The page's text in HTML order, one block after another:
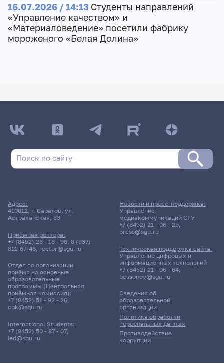
16.07.2026 / 14:13 Студенты направлений
«Управление качеством» и
«Материаловедение» посетили фабрику
мороженого «Белая Долина»
Адрес:
410012, г. Саратов, ул.
Астраханская, 83
Приёмная ректора:
+7 (8452) 26 - 16 - 96, 8 (937)
811-67-46, rector@sgu.ru
Отдел по организации
приёма на основные
образовательные
программы (Центральная
приёмная комиссия):
+7 (8452) 51 - 92 - 26,
cpk@sgu.ru
International Students:
+7 (8452) 50 - 87 - 07,
ied@sgu.ru
Сведения об
образовательной
организации
Политика обработки
персональных данных
Противодействие
коррупции
Новости и пресс-поддержка:
Управление
медиакоммуникаций СГУ
+7 (8452) 21 - 06 - 25,
press@sgu.ru
Техническая поддержка сайта:
Управление цифровых и
информационных технологий
+7 (8452) 21 - 06 - 64,
bessonov@sgu.ru